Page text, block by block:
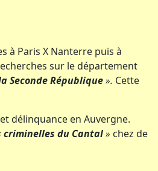
à Paris X Nanterre puis à
sur le département
Seconde République». Cette
délinquance en Auvergne.
criminelles du Cantal» chez de